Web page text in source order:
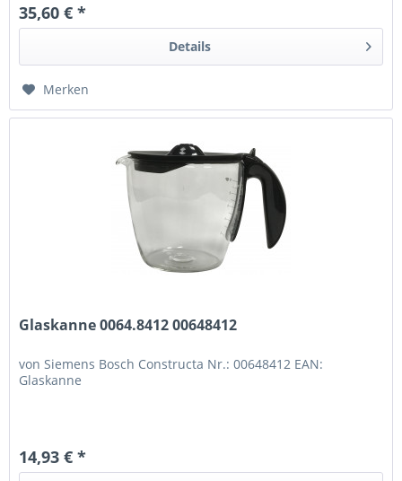
35,60 € *
Details
Merken
Glaskanne 0064.8412 00648412
von Siemens Bosch Constructa Nr.: 00648412 EAN:
Glaskanne
14,93 € *